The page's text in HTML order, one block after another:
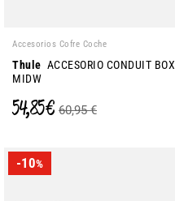
Accesorios Cofre Coche
Thule ACCESORIO CONDUIT BOX
MIDW
54,85 € 60,95 €
-10%